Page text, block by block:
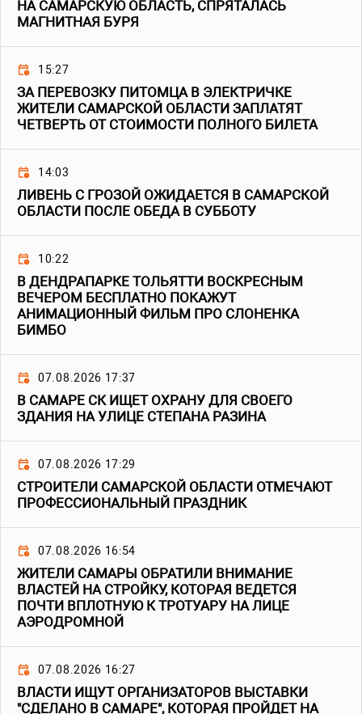
НА САМАРСКУЮ ОБЛАСТЬ, СПРЯТАЛАСЬ
МАГНИТНАЯ БУРЯ
15:27
ЗА ПЕРЕВОЗКУ ПИТОМЦА В ЭЛЕКТРИЧКЕ
ЖИТЕЛИ САМАРСКОЙ ОБЛАСТИ ЗАПЛАТЯТ
ЧЕТВЕРТЬ ОТ СТОИМОСТИ ПОЛНОГО БИЛЕТА
14:03
ЛИВЕНЬ С ГРОЗОЙ ОЖИДАЕТСЯ В САМАРСКОЙ
ОБЛАСТИ ПОСЛЕ ОБЕДА В СУББОТУ
10:22
В ДЕНДРАПАРКЕ ТОЛЬЯТТИ ВОСКРЕСНЫМ
ВЕЧЕРОМ БЕСПЛАТНО ПОКАЖУТ
АНИМАЦИОННЫЙ ФИЛЬМ ПРО СЛОНЕНКА
БИМБО
07.08.2026 17:37
В САМАРЕ СК ИЩЕТ ОХРАНУ ДЛЯ СВОЕГО
ЗДАНИЯ НА УЛИЦЕ СТЕПАНА РАЗИНА
07.08.2026 17:29
СТРОИТЕЛИ САМАРСКОЙ ОБЛАСТИ ОТМЕЧАЮТ
ПРОФЕССИОНАЛЬНЫЙ ПРАЗДНИК
07.08.2026 16:54
ЖИТЕЛИ САМАРЫ ОБРАТИЛИ ВНИМАНИЕ
ВЛАСТЕЙ НА СТРОЙКУ, КОТОРАЯ ВЕДЕТСЯ
ПОЧТИ ВПЛОТНУЮ К ТРОТУАРУ НА ЛИЦЕ
АЭРОДРОМНОЙ
07.08.2026 16:27
ВЛАСТИ ИЩУТ ОРГАНИЗАТОРОВ ВЫСТАВКИ
"СДЕЛАНО В САМАРЕ", КОТОРАЯ ПРОЙДЕТ НА